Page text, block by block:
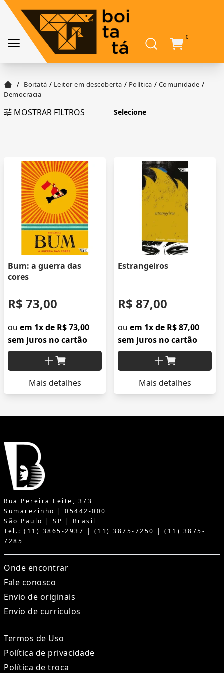
0
/ Boitatá / Leitor em descoberta / Política / Comunidade /
Democracia
MOSTRAR FILTROS
Bum: a guerra das
cores
R$ 73,00
ou em 1x de R$ 73,00
sem juros no cartão
Mais detalhes
Estrangeiros
R$ 87,00
ou em 1x de R$ 87,00
sem juros no cartão
Mais detalhes
Rua Pereira Leite, 373
Sumarezinho | 05442-000
São Paulo | SP | Brasil
Tel.: (11) 3865-2937 | (11) 3875-7250 | (11) 3875-
7285
Onde encontrar
Fale conosco
Envio de originais
Envio de currículos
Termos de Uso
Política de privacidade
Política de troca